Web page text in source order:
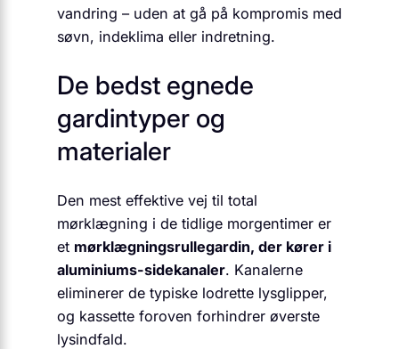
vandring – uden at gå på kompromis med
søvn, indeklima eller indretning.
De bedst egnede
gardintyper og
materialer
Den mest effektive vej til total
mørklægning i de tidlige morgentimer er
et mørklægningsrullegardin, der kører i
aluminiums-sidekanaler. Kanalerne
eliminerer de typiske lodrette lysglipper,
og kassette foroven forhindrer øverste
lysindfald.